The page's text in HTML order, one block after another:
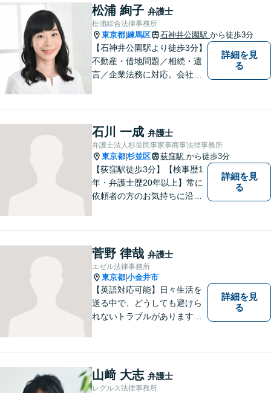
限の努力を尽くしていきま
す。【司法書士資格あり】
【宅建士資格あり】【法テラ
ス利用可能】
松浦 絢子 弁護士
松浦綜合法律事務所
東京都 練馬区 石神井公園駅 から徒歩3分
【石神井公園駅より徒歩3分】
不動産・借地問題／相続・遺
言／企業法務に対応。会社員
詳細を見
る
石川 一成 弁護士
弁護士法人杉並民事家事商事法律事務所
東京都 杉並区 荻窪駅 から徒歩3分
【荻窪駅徒歩3分】【検事歴1
年・弁護士歴20年以上】常に
依頼者の方のお気持ちに沿っ
般を幅広く取り扱っていま
す。【初回面談無料】どんな
難件でも全力でお客様のお力
になります。
詳細を見
る
菅野 律哉 弁護士
エゼル法律事務所
東京都 小金井市
【英語対応可能】日々生活を
送る中で、どうしても避けら
れないトラブルがあります。
かどうかを一緒に考えていき
ます。 まずはお気軽にご相談
ください。
詳細を見
る
山﨑 大志 弁護士
レグルス法律事務所